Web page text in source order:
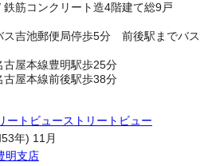
鉄筋コンクリート造4階建て総9戸
ス吉池郵便局停歩5分 前後駅までバス
古屋本線豊明駅歩25分
古屋本線前後駅歩38分
ストリートビュー
年) 11月
明支店